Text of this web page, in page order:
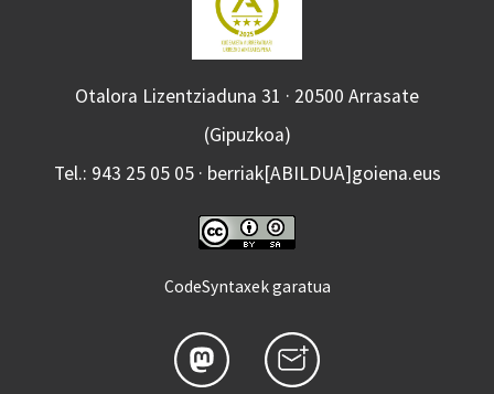
Otalora Lizentziaduna 31 · 20500 Arrasate
(Gipuzkoa)
Tel.: 943 25 05 05 · berriak[ABILDUA]goiena.eus
CodeSyntaxek garatua